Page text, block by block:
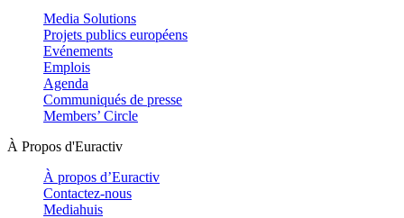
Media Solutions
Projets publics européens
Evénements
Emplois
Agenda
Communiqués de presse
Members’ Circle
À Propos d'Euractiv
À propos d’Euractiv
Contactez-nous
Mediahuis